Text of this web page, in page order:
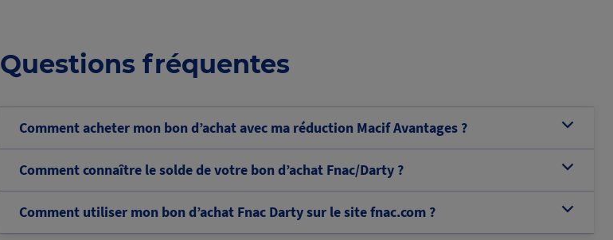
Questions fréquentes
b
Comment acheter mon bon d’achat avec ma réduction Macif Avantages ?
b
Comment connaître le solde de votre bon d’achat Fnac/Darty ?
b
Comment utiliser mon bon d’achat Fnac Darty sur le site fnac.com ?